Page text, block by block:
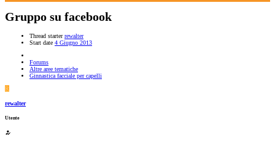
Gruppo su facebook
Thread starter rewalter
Start date 4 Giugno 2013
Forums
Altre aree tematiche
Ginnastica facciale per capelli
R
rewalter
Utente